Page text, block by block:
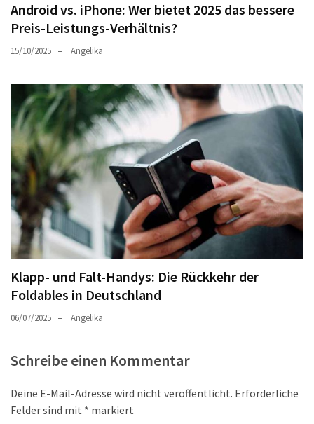
Android vs. iPhone: Wer bietet 2025 das bessere
Preis-Leistungs-Verhältnis?
15/10/2025 Angelika
Klapp- und Falt-Handys: Die Rückkehr der
Foldables in Deutschland
06/07/2025 Angelika
Schreibe einen Kommentar
Deine E-Mail-Adresse wird nicht veröffentlicht. Erforderliche
Felder sind mit * markiert